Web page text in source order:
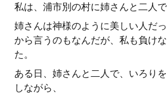
私は、浦市別の村に姉さんと二人で
姉さんは神様のように美しい人だ
から言うのもなんだが、私も負け
た。
ある日、姉さんと二人で、いろり
しながら、